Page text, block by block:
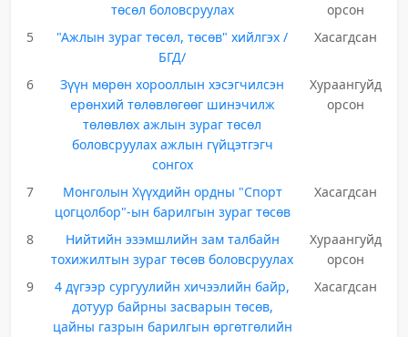
төсөл боловсруулах
орсон
5
"Ажлын зураг төсөл, төсөв" хийлгэх /
БГД/
Хасагдсан
6
Зүүн мөрөн хорооллын хэсэгчилсэн
ерөнхий төлөвлөгөөг шинэчилж
төлөвлөх ажлын зураг төсөл
боловсруулах ажлын гүйцэтгэгч
сонгох
Хураангуйд
орсон
7
Монголын Хүүхдийн ордны "Спорт
цогцолбор"-ын барилгын зураг төсөв
Хасагдсан
8
Нийтийн эзэмшлийн зам талбайн
тохижилтын зураг төсөв боловсруулах
Хураангуйд
орсон
9
4 дүгээр сургуулийн хичээлийн байр,
дотуур байрны засварын төсөв,
цайны газрын барилгын өргөтгөлийн
Хасагдсан